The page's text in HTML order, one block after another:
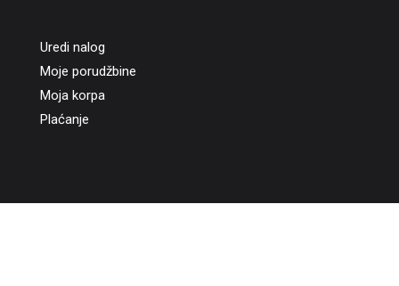
Uredi nalog
Moje porudžbine
Moja korpa
Plaćanje